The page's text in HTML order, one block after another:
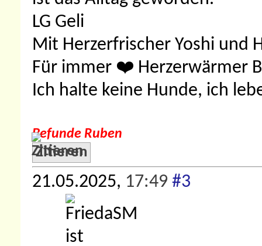
LG Geli
Mit Herzerfrischer Yoshi und
Für immer ❤️ Herzerwärmer
Ich halte keine Hunde, ich
Befunde Ruben
Zitieren
21.05.2025, 17:49 #3